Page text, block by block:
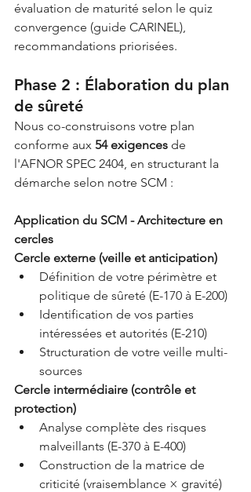
évaluation de maturité selon le quiz
convergence (guide CARINEL),
recommandations priorisées.
Phase 2 : Élaboration du plan
de sûreté
Nous co-construisons votre plan
conforme aux 54 exigences de
l'AFNOR SPEC 2404, en structurant la
démarche selon notre SCM :
Application du SCM - Architecture en
cercles
Cercle externe (veille et anticipation)
Définition de votre périmètre et
politique de sûreté (E-170 à E-200)
Identification de vos parties
intéressées et autorités (E-210)
Structuration de votre veille multi-
sources
Cercle intermédiaire (contrôle et
protection)
Analyse complète des risques
malveillants (E-370 à E-400)
Construction de la matrice de
criticité (vraisemblance × gravité)